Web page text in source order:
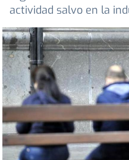
actividad salvo en la